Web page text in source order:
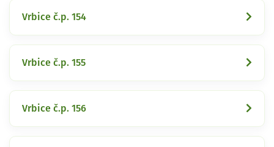
Vrbice č.p. 154
Vrbice č.p. 155
Vrbice č.p. 156